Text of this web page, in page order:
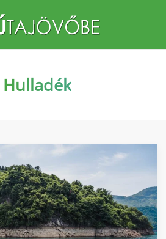
Hulladék